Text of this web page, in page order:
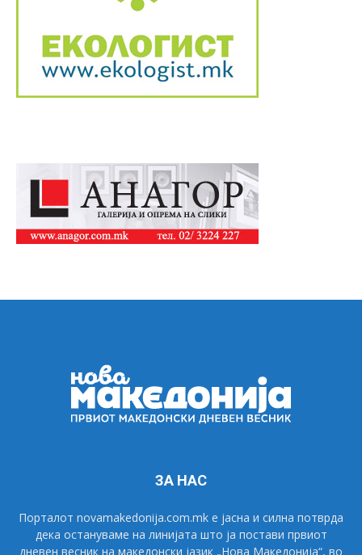
ЗА НАС
Порталот novamakedonija.com.mk е јасна и силна потврда
дека остануваме на линијата што ја постави првиот
дневен весник на македонски јазик „Нова Македонија“, во